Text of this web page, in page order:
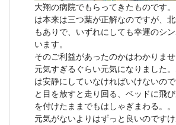
大翔の病院でもらってきたものです
は本来は三つ葉が正解なのですが、
もありで、いずれにしても幸運のシ
います。
そのご利益があったのかはわかりませ
元気すぎるぐらい元気になりました
は安静にしていなければいけないの
と目を放すと走り回る、ベッドに飛
を付けたままでもはしゃぎまわる。。
元気がないよりはずっと良いのですけ